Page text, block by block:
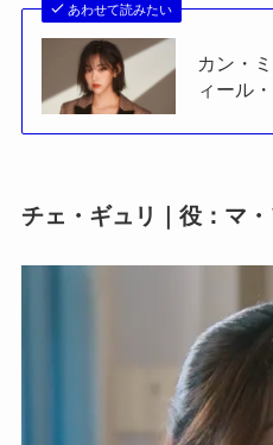
あわせて読みたい
カン・
ィール
チェ・ギュリ｜役：マ